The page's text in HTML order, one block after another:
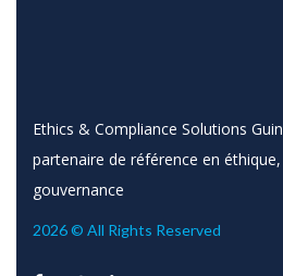
Ethics & Compliance Solutions
partenaire de référence en
gouvernance
2026 © All Rights Reserved